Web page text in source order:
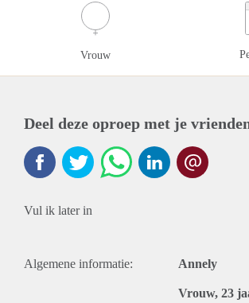
Vrouw
Deel deze oproep met je
Vul ik later in
Algemene informatie: Annely
Vrouw, 23